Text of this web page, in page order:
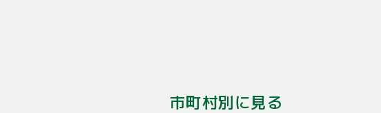
市町村別に見る